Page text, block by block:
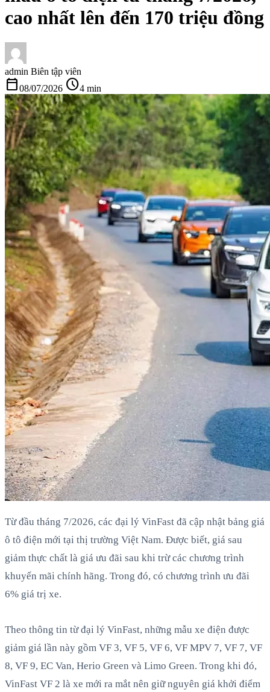
cao nhất lên đến 170 triệu đồng
admin Biên tập viên
calendar_today08/07/2026 schedule4 min
Từ đầu tháng 7/2026, các đại lý VinFast đã cập nhật bảng giá
ô tô điện mới tại thị trường Việt Nam. Được biết, giá sau
giảm thực chất là giá ưu đãi sau khi trừ các chương trình
khuyến mãi chính hãng. Trong đó, có chương trình ưu đãi
6% giá trị xe.
Theo thông tin từ đại lý VinFast, những mẫu xe điện được
giảm giá lần này gồm VF 3, VF 5, VF 6, VF MPV 7, VF 7, VF
8, VF 9, EC Van, Herio Green và Limo Green. Trong khi đó,
VinFast VF 2 là xe mới ra mắt nên giữ nguyên giá khởi điểm